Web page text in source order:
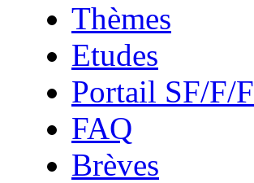
Thèmes
Etudes
Portail SF/F/F
FAQ
Brèves